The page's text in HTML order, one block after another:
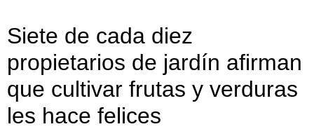
Siete de cada diez
propietarios de jardín afirman
que cultivar frutas y verduras
les hace felices